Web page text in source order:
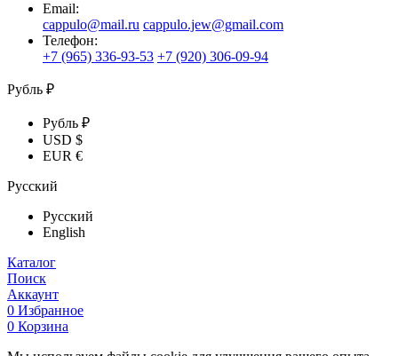
Email:
cappulo@mail.ru cappulo.jew@gmail.com
Телефон:
+7 (965) 336-93-53 +7 (920) 306-09-94
Рубль ₽
Рубль ₽
USD $
EUR €
Русский
Русский
English
Каталог
Поиск
Аккаунт
0 Избранное
0 Корзина